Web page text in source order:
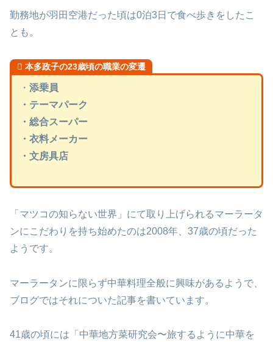
勤務地が羽田空港だった頃は0泊3日で食べ歩きをしたこ
とも。
本多政子の23歳頃の職業の変遷
・ 添乗員
・テーマパーク
・総合スーパー
・衣料メーカー
・文房具店
「マツコの知らない世界」にて取り上げられるマーラータ
ンにこだわりを持ち始めたのは2008年、37歳の頃だった
ようです。
マーラータンに限らず中華料理全般に興味があるようで、
ブログではそれについた記事を書いています。
41歳の頃には「中華地方菜研究会〜旅するように中華を